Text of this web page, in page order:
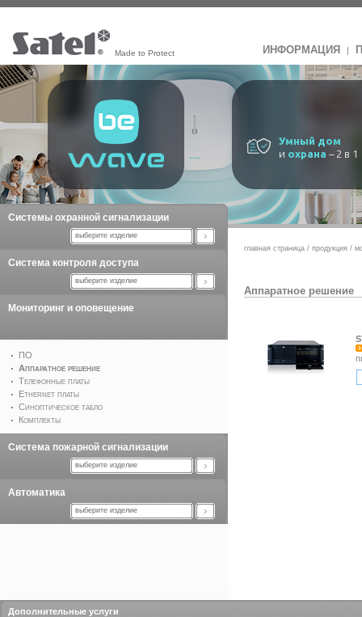
Made to Protect ИНФОРМАЦИЯ |
Умный дом
и охрана – 2 в 1
Системы охранной сигнализации
выберите изделие
Система контроля доступа
выберите изделие
Мониторинг и оповещение
ПО
Аппаратное решение
Телефонные платы
Ethernet платы
Синоптическое табло
Комплекты
Система пожарной сигнализации
выберите изделие
Автоматика
выберите изделие
главная страница / продукция /
Аппаратное решение
Дополнительные услуги